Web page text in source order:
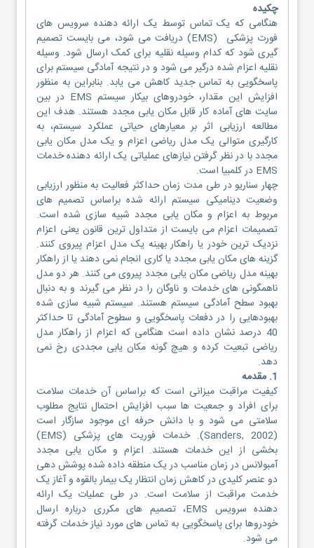
چکیده
هنگامی که یک تماس توسط یک ارائه دهنده سرویس های
فورت پزشکی (EMS) دریافت می شود، می بایست تصمیم
گیری شود که کدام وسیله نقلیه برای کمک ارسال شود. وسیله
نقلیه اعزام شده درگیر می شود و در نتیجه آمادگی سیستم برای
پاسخگویی به تماس جدید کاهش می یابد. بنابراین به منظور
افزایش این مقدار، خودروهای بیکار سیستم EMS در بین
سایت های آماده کار قابل مکان یابی مجدد هستند. هدف این
مطالعه ارزیابی اثر بر معیارهای حیاتی عملکرد سیستم، به
کارگیری متوالی یک مدل ریاضی اعزام و یک مدل مکان یابی
مجدد با در نظر گرفتن نیازهای عملیاتی یک ارائه دهنده خدمات
EMS در کلمبیا است.
چهار سناریو در طی مدت زمان حداکثر فعالیت به منظور ارزیابی
وضعیت دینامیکی سیستم ارائه شده براساس تصمیم های
مربوط به اعزام و مکان یابی مجدد شبیه سازی شده است.
تصمیمات اعزام می بایست از متداول ترین قانون یعنی اعزام
نزدیک ترین خودر یا راهکار بهینه یک مدل اعزام پیروی کنند.
گزینه های مکان یابی مجدد یا کاری انجام نمی دهند یا از راهکار
بهینه مدل ریاضی مکان یابی مجدد پیروی می کنند. هر دو مدل
ناهمگونی های خدمات و ناوگان را در نظر می گیرند و به دنبال
بهبود سطح آمادگی سیستم هستند. سیستم شبیه سازی شده
بهبودهایی را در دفعات پاسخگویی و سطوح آمادگی تا حداکثر
40 درصد نشان داده است هنگامی که اعزام از راهکار مدل
ریاضی تبعیت کرده و هیچ گونه مکان یابی مجددی رخ نمی
دهد.
1. مقدمه
کیفیت مراقبت میزانی است که براساس آن خدمات سلامت
برای افراد و جمعیت ها سبب افزایش احتمال نتایج مطلوب
سلامتی می شود و با دانش حرفه ای موجود سازگار است
(Sanders, 2002). خدمات فوریت های پزشکی (EMS)
بخشی از این خدمات هستند. اعزام و مکان یابی مجدد
آمبولانس در زمان مناسب در یک منطقه داده شده پوشش دهی
دو عنصر کلیدی در کاهش زمان انتظار یک بیمار بالقوه و آغاز یک
خدمت مراقبت از سلامت است. در طی عملیات یک ارائه
دهنده سرویس EMS، تصمیم های مکرری درباره ارسال
خودروها برای پاسخگویی به تماس های مورد نیاز خدمات گرفته
می شود.